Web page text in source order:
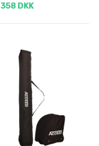
358 DKK